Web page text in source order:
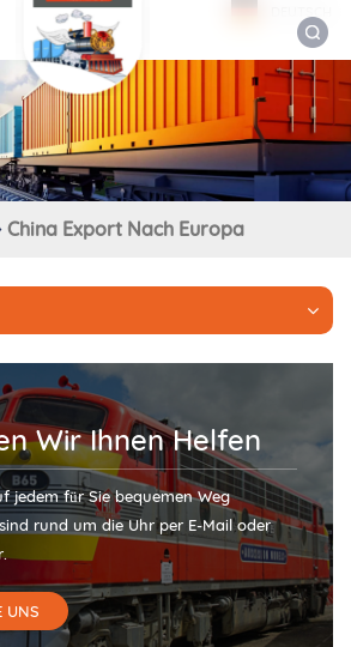
China Export Nach Europa
Wir Ihnen Helfen
jedem für Sie bequemen Weg
rund um die Uhr per E-Mail oder
UNS